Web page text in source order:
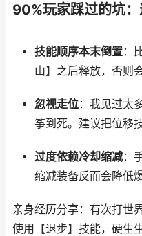
90%玩家踩过的坑：
技能顺序本末倒置：
山】之后释放，否则
忽视走位：我见过太
筝到死。建议把位移
过度依赖冷却缩减：
缩减装备反而会降低
亲身经历分享：有次打世
使用【退步】技能，硬生